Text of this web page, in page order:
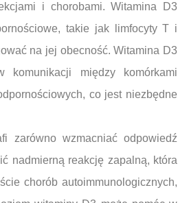
i chorobami. Witamina D3
takie jak limfocyty T i
na jej obecność. Witamina D3
między komórkami
co jest niezbędne
zarówno wzmacniać odpowiedź
nadmierną reakcję zapalną, która
chorób autoimmunologicznych,